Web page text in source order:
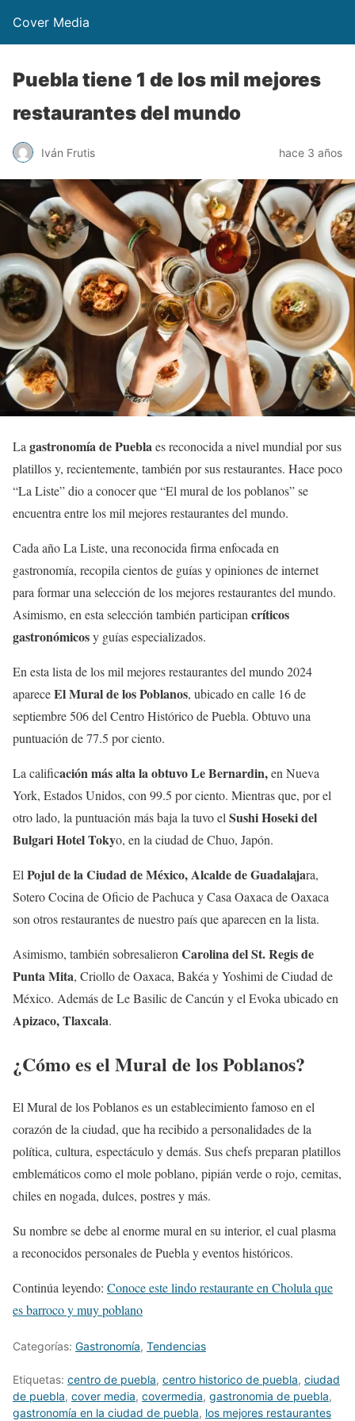
Cover Media
Puebla tiene 1 de los mil mejores
restaurantes del mundo
Iván Frutis hace 3 años
La gastronomía de Pueblaes reconocida a nivel mundial por sus
platillos y, recientemente, también por sus restaurantes. Hace poco
“La Liste” dio a conocer que “El mural de los poblanos” se
encuentra entre los mil mejores restaurantes del mundo.
Cada año La Liste, una reconocida firma enfocada en
gastronomía, recopila cientos de guías y opiniones de internet
para formar una selección de los mejores restaurantes del mundo.
Asimismo, en esta selección también participan críticos
gastronómicosy guías especializados.
En esta lista de los mil mejores restaurantes del mundo 2024
apareceEl Mural de los Poblanos, ubicado en calle 16 de
septiembre 506 del Centro Histórico de Puebla. Obtuvo una
puntuación de 77.5 por ciento.
La calificación más alta la obtuvo Le Bernardin,en Nueva
York, Estados Unidos, con 99.5 por ciento. Mientras que, por el
otro lado, la puntuación más baja la tuvo el Sushi Hoseki del
Bulgari Hotel Tokyo, en la ciudad de Chuo, Japón.
El Pojul de la Ciudad de México, Alcalde de Guadalajara,
Sotero Cocina de Oficio de Pachuca y Casa Oaxaca de Oaxaca
son otros restaurantes de nuestro país que aparecen en la lista.
Asimismo, también sobresalieron Carolina del St. Regis de
Punta Mita, Criollo de Oaxaca, Bakéa y Yoshimi de Ciudad de
México. Además de Le Basilic de Cancún y el Evoka ubicado en
Apizaco, Tlaxcala.
¿Cómo es el Mural de los Poblanos?
El Mural de los Poblanos es un establecimiento famoso en el
corazón de la ciudad, que ha recibido a personalidades de la
política, cultura, espectáculo y demás. Sus chefs preparan platillos
emblemáticos como el mole poblano, pipián verde o rojo, cemitas,
chiles en nogada, dulces, postres y más.
Su nombre se debe al enorme mural en su interior, el cual plasma
a reconocidos personales de Puebla y eventos históricos.
Continúa leyendo: Conoce este lindo restaurante en Cholula que
es barroco y muy poblano
Categorías: Gastronomía, Tendencias
Etiquetas: centro de puebla, centro historico de puebla, ciudad
de puebla, cover media, covermedia, gastronomia de puebla,
gastronomía en la ciudad de puebla, los mejores restaurantes